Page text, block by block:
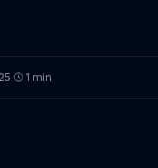
· 1 min